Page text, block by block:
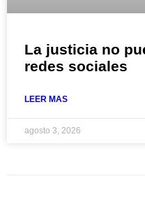
La justicia no
redes sociales
LEER MAS
agosto 3, 2026